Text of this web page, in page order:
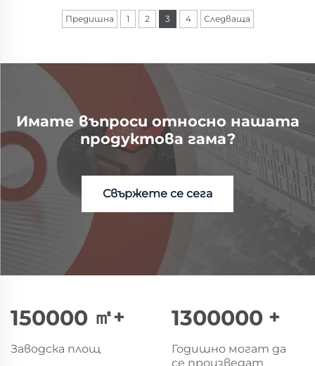
Предишна 1 2 3 4 Следваща
Имате въпроси относно нашата
продуктова гама?
Свържете се сега
150000 ㎡+
Заводска площ
1300000 +
Годишно могат да
се произведат